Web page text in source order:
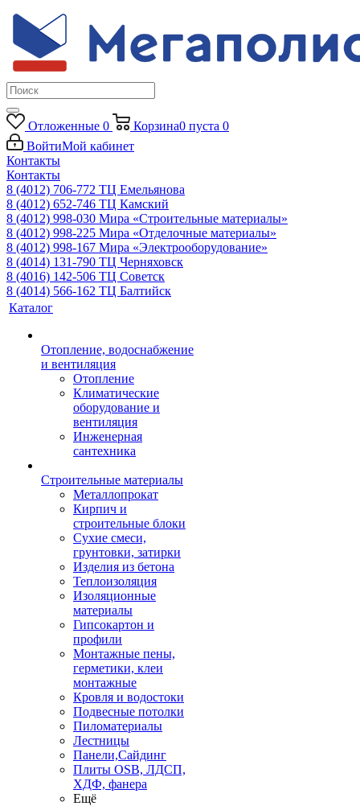
Отложенные 0 Корзина0 пуста 0
ВойтиМой кабинет
Контакты
Контакты
8 (4012) 706-772 ТЦ Емельянова
8 (4012) 652-746 ТЦ Камский
8 (4012) 998-030 Мира «Строительные материалы»
8 (4012) 998-225 Мира «Отделочные материалы»
8 (4012) 998-167 Мира «Электрооборудование»
8 (4014) 131-790 ТЦ Черняховск
8 (4016) 142-506 ТЦ Советск
8 (4014) 566-162 ТЦ Балтийск
Каталог
Отопление, водоснабжение
и вентиляция
Отопление
Климатические
оборудование и
вентиляция
Инженерная
сантехника
Строительные материалы
Металлопрокат
Кирпич и
строительные блоки
Сухие смеси,
грунтовки, затирки
Изделия из бетона
Теплоизоляция
Изоляционные
материалы
Гипсокартон и
профили
Монтажные пены,
герметики, клеи
монтажные
Кровля и водостоки
Подвесные потолки
Пиломатериалы
Лестницы
Панели,Сайдинг
Плиты OSB, ЛДСП,
ХДФ, фанера
Ещё